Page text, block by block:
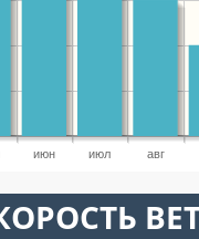
июн июл авг